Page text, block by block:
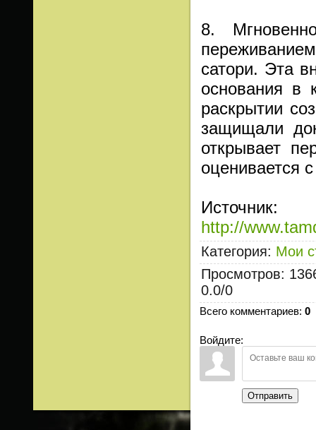
8.
сатори. Эта
основания в
раскрытии
защищали
открывает
оценивается
Источник:
http://
Категория: Мои
Просмотров:
0.0/0
Всего комментариев: 0
Войдите:
Отправить